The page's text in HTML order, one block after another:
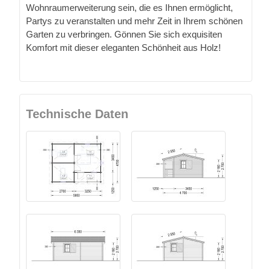
Wohnraumerweiterung sein, die es Ihnen ermöglicht,
Partys zu veranstalten und mehr Zeit in Ihrem schönen
Garten zu verbringen. Gönnen Sie sich exquisiten
Komfort mit dieser eleganten Schönheit aus Holz!
Technische Daten